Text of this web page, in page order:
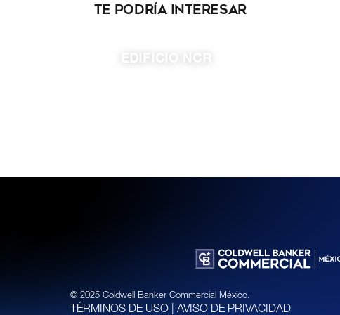
Te podría interesar
EDIFICIO NCR
© 2025 Coldwell Banker Commercial México.
TÉRMINOS DE USO AVISO DE PRIVACIDAD